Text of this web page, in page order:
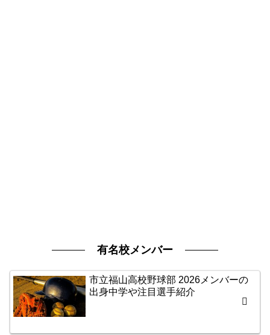
有名校メンバー
市立福山高校野球部 2026メンバーの
出身中学や注目選手紹介